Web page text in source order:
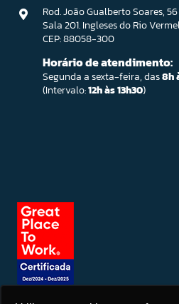
Rod. João Gualberto Soares,
Sala 201. Ingleses do Rio
CEP: 88058-300
Horário de atendimento:
Segunda a sexta-feira, das8h
(Intervalo:12h às 13h30)